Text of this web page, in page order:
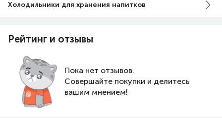
Холодильники для хранения напитков
Рейтинг и отзывы
Пока нет отзывов.
Совершайте покупки и делитесь
вашим мнением!